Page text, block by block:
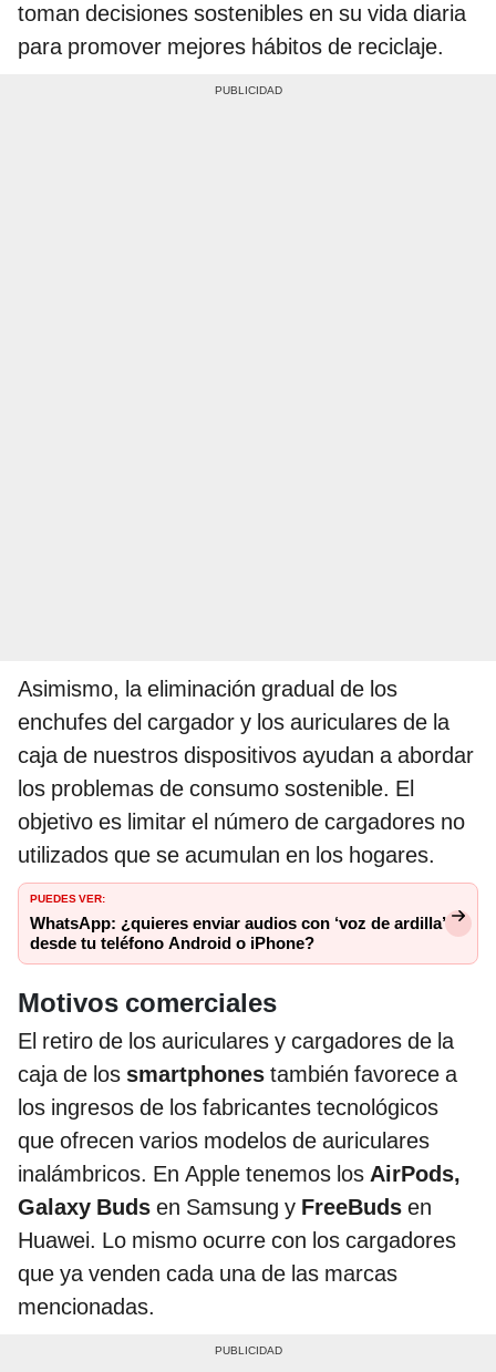
toman decisiones sostenibles en su vida diaria
para promover mejores hábitos de reciclaje.
Asimismo, la eliminación gradual de los
enchufes del cargador y los auriculares de la
caja de nuestros dispositivos ayudan a abordar
los problemas de consumo sostenible. El
objetivo es limitar el número de cargadores no
utilizados que se acumulan en los hogares.
PUEDES VER:
WhatsApp: ¿quieres enviar audios con ‘voz de ardilla’
desde tu teléfono Android o iPhone?
Motivos comerciales
El retiro de los auriculares y cargadores de la
caja de los smartphones también favorece a
los ingresos de los fabricantes tecnológicos
que ofrecen varios modelos de auriculares
inalámbricos. En Apple tenemos los AirPods,
Galaxy Buds en Samsung y FreeBuds en
Huawei. Lo mismo ocurre con los cargadores
que ya venden cada una de las marcas
mencionadas.